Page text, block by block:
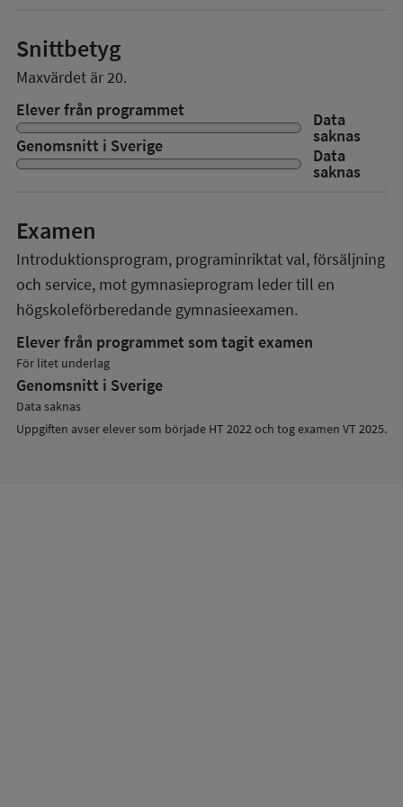
Snittbetyg
Maxvärdet är 20.
Elever från programmet
Data
saknas
Genomsnitt i Sverige Data
saknas
Examen
Introduktionsprogram, programinriktat val, försäljning
och service, mot gymnasieprogram leder till en
högskoleförberedande gymnasieexamen.
Elever från programmet som tagit examen
För litet underlag
Genomsnitt i Sverige
Data saknas
Uppgiften avser elever som började HT 2022 och tog examen VT 2025.